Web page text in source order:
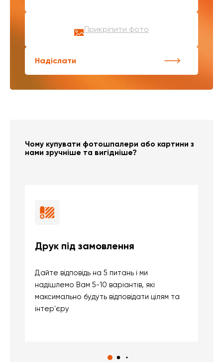
Прикріпити фото
Надіслати
Чому купувати фотошпалери або картини з
нами зручніше та вигідніше?
Друк під замовлення
Дайте відповідь на 5 питань і ми
надішлемо Вам 5-10 варіантів, які
максимально будуть відповідати цілям та
інтер'єру